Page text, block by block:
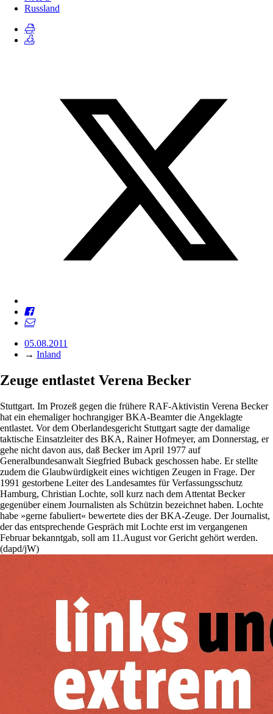
Russland
05.08.2011
→ Inland
Zeuge entlastet Verena Becker
Stuttgart. Im Prozeß gegen die frühere RAF-Aktivistin Verena Becker
hat ein ehemaliger hochrangiger BKA-Beamter die Angeklagte
entlastet. Vor dem Oberlandesgericht Stuttgart sagte der damalige
taktische Einsatzleiter des BKA, Rainer Hofmeyer, am Donnerstag, er
gehe nicht davon aus, daß Becker im April 1977 auf
Generalbundesanwalt Siegfried Buback geschossen habe. Er stellte
zudem die Glaubwürdigkeit eines wichtigen Zeugen in Frage. Der
1991 gestorbene Leiter des Landesamtes für Verfassungsschutz
Hamburg, Christian Lochte, soll kurz nach dem Attentat Becker
gegenüber einem Journalisten als Schützin bezeichnet haben. Lochte
habe »gerne fabuliert« bewertete dies der BKA-Zeuge. Der Journalist,
der das entsprechende Gespräch mit Lochte erst im vergangenen
Februar bekanntgab, soll am 11.August vor Gericht gehört werden.
(dapd/jW)